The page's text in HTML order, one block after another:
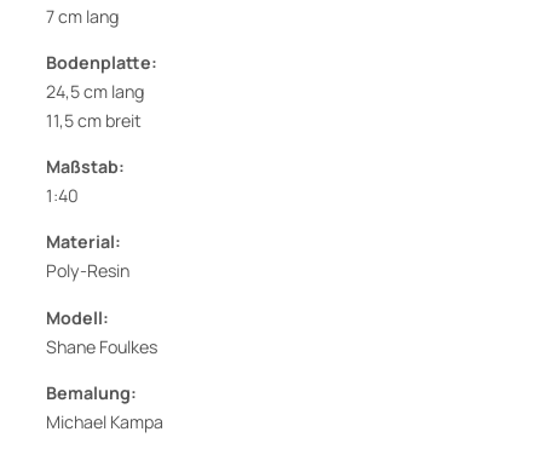
,
i
o
r
a
m
v
o
n
S
a
n
7 cm lang
Bodenplatte:
24,5 cm lang
11,5 cm breit
Maßstab:
1:40
Material:
Poly-Resin
Modell:
Shane Foulkes
Bemalung:
Michael Kampa